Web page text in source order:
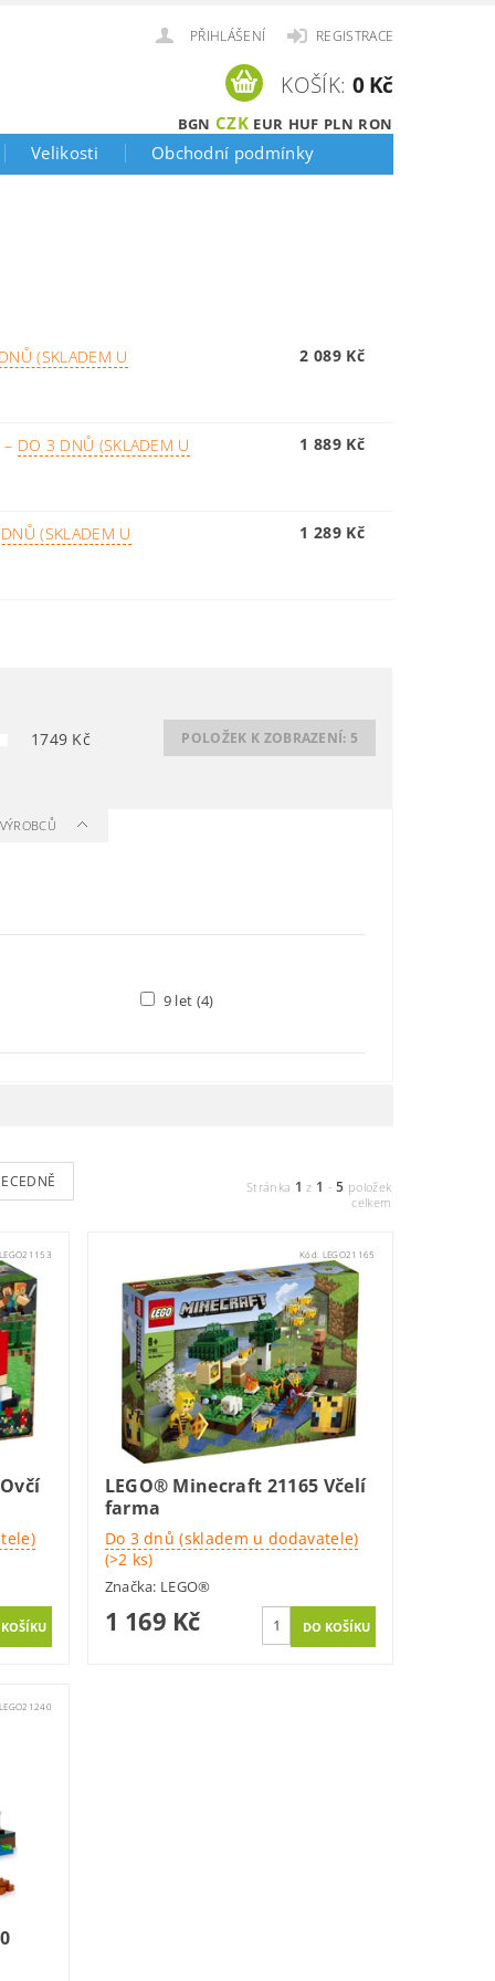
PŘIHLÁŠENÍ REGISTRACE
BGN CZK EUR HUF PLN RON
KOŠÍK: 0 Kč
Velikosti Obchodní podmínky
(SKLADEM U
2 089 Kč
– DO 3 DNŮ (SKLADEM U
1 889 Kč
(SKLADEM U
1 289 Kč
1749 Kč POLOŽEK K ZOBRAZENÍ: 5
9 let (4)
Stránka 1 z 1 -5 položek
celkem
LEGO21153 Kód: LEGO21165
LEGO® Minecraft 21165 Včelí
farma
Do 3 dnů (skladem u dodavatele)
(>2 ks)
Značka: LEGO®
1 169 Kč
LEGO21240